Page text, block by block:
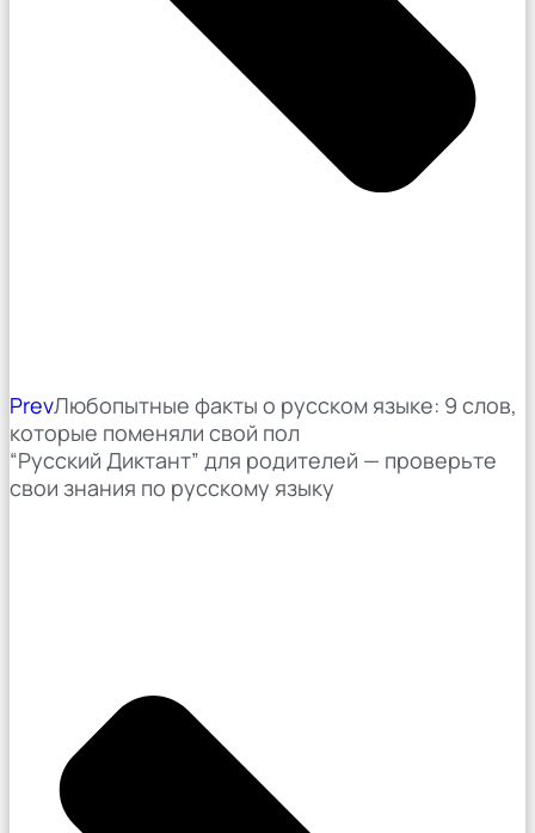
PrevЛюбопытные факты о русском языке: 9 слов,
которые поменяли свой пол
“Русский Диктант” для родителей — проверьте
свои знания по русскому языку